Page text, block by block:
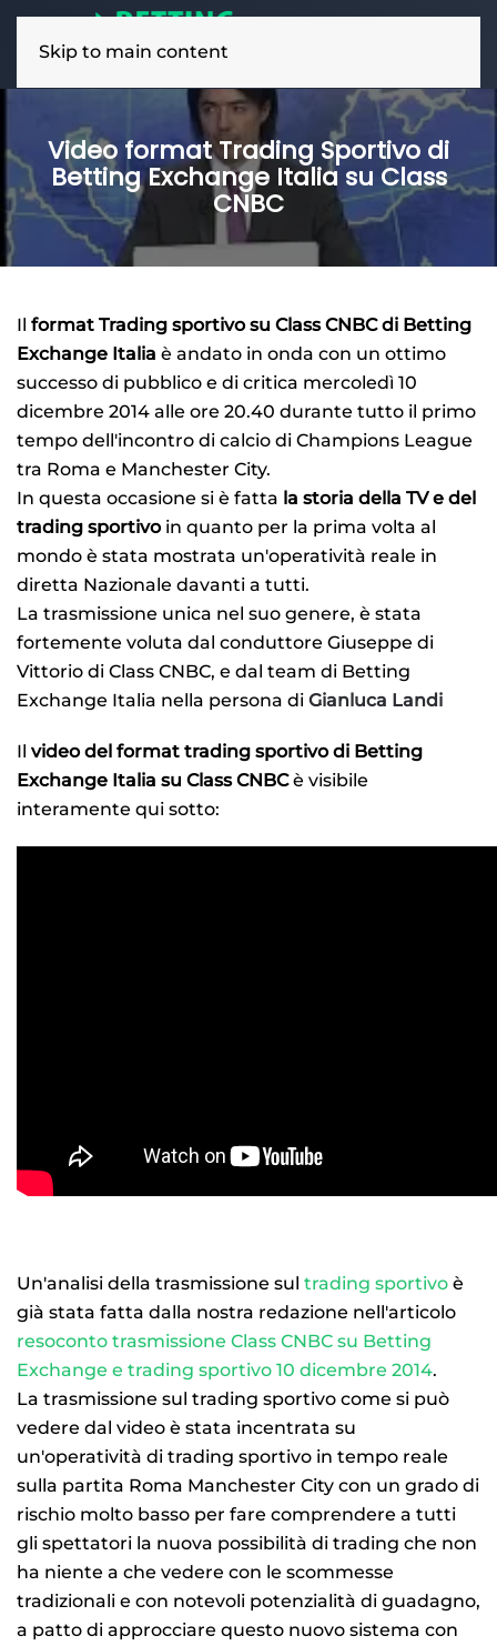
Skip to main content
Video format Trading Sportivo di
Betting Exchange Italia su Class
CNBC
Il format Trading sportivo su Class CNBC di Betting
Exchange Italia è andato in onda con un ottimo
successo di pubblico e di critica mercoledì 10
dicembre 2014 alle ore 20.40 durante tutto il primo
tempo dell'incontro di calcio di Champions League
tra Roma e Manchester City.
In questa occasione si è fatta la storia della TV e del
trading sportivoin quanto per la prima volta al
mondo è stata mostrata un'operatività reale in
diretta Nazionale davanti a tutti.
La trasmissione unica nel suo genere, è stata
fortemente voluta dal conduttore Giuseppe di
Vittorio di Class CNBC, e dal team di Betting
Exchange Italia nella persona di Gianluca Landi
Il video del format trading sportivo di Betting
Exchange Italia su Class CNBCè visibile
interamente qui sotto:
Un'analisi della trasmissione sul trading sportivo è
già stata fatta dalla nostra redazione nell'articolo
resoconto trasmissione Class CNBC su Betting
Exchange e trading sportivo 10 dicembre 2014.
La trasmissione sul trading sportivo come si può
vedere dal video è stata incentrata su
un'operatività di trading sportivo in tempo reale
sulla partita Roma Manchester City con un grado di
rischio molto basso per fare comprendere a tutti
gli spettatori la nuova possibilità di trading che non
ha niente a che vedere con le scommesse
tradizionali e con notevoli potenzialità di guadagno,
a patto di approcciare questo nuovo sistema con